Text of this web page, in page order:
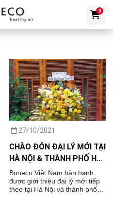
0
27/10/2021
CHÀO ĐÓN ĐẠI LÝ MỚI TẠI
HÀ NỘI & THÀNH PHỐ HỒ
CHÍ MINH - ĐIỆN MÁY QAP
Boneco Việt Nam hân hạnh
được giới thiệu đại lý mới tiếp
theo tại Hà Nội và thành phố